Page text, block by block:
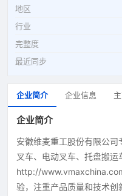
地区
行业
完整度
最近同步
企业简介 企业信息
企业简介
安徽维麦重工股份有限公
叉车、电动叉车、托盘搬
http://
验，注重产品质量和技术